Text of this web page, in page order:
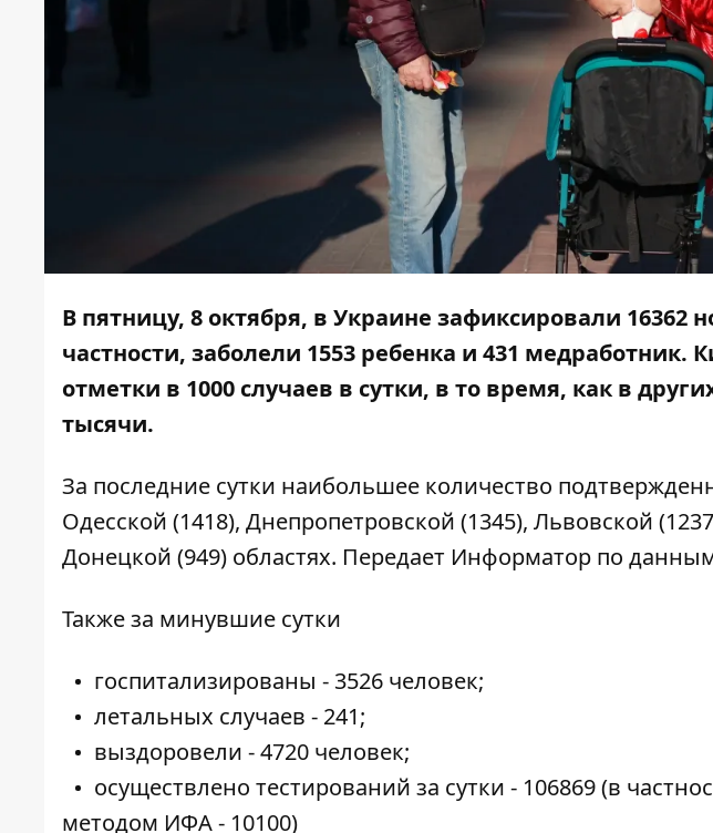
В пятницу, 8 октября, в Украине зафиксировали 16362
частности, заболели 1553 ребенка и 431 медработник.
отметки в 1000 случаев в сутки, в то время, как в
тысячи.
За последние сутки наибольшее количество
Одесской (1418), Днепропетровской (1345), Львовской
Донецкой (949) областях. Передает Информатор по
Также за минувшие сутки
госпитализированы - 3526 человек;
летальных случаев - 241;
выздоровели - 4720 человек;
осуществлено тестирований за сутки - 106869 (в
методом ИФА - 10100)